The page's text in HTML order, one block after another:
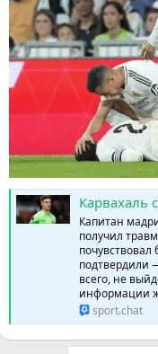
Карвахаль снова травмировался — защитник
Капитан
получил
подтвердили
всего, не
информации
sport.chat